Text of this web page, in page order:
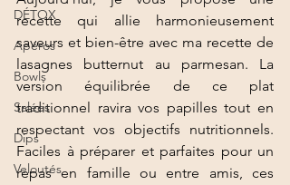
DÉTOX
Apéros
Bowls
Salées
Dips
Veloutés
recette qui allie harmonieusement
saveurs et bien-être avec ma recette de
lasagnes butternut au parmesan. La
version équilibrée de ce plat
traditionnel ravira vos papilles tout en
respectant vos objectifs nutritionnels.
Faciles à préparer et parfaites pour un
repas en famille ou entre amis, ces